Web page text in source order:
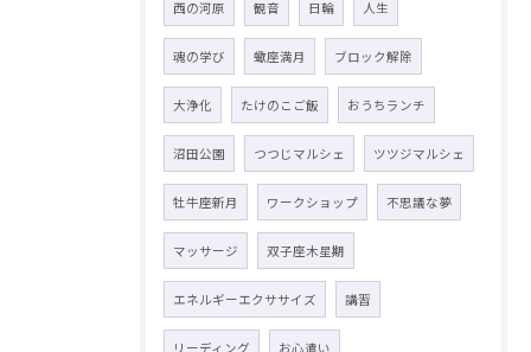
西の河原 観音 日輪 人生
魂の学び 蠍座満月 ブロック解除
大浄化 たけのこご飯 おうちランチ
沼田公園 つつじマルシェ ツツジマルシェ
牡牛座新月 ワークショップ 不思議な夢
マッサージ 双子座木星期
エネルギーエクササイズ 講習
リーディング お心遣い